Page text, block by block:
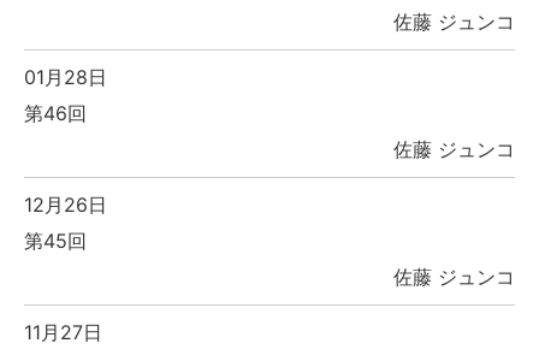
佐藤 ジュンコ
01月28日
第46回
佐藤 ジュンコ
12月26日
第45回
佐藤 ジュンコ
11月27日